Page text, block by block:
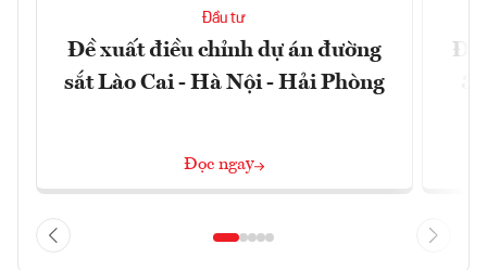
Đầu tư
Đề xuất điều chỉnh dự án đường
sắt Lào Cai - Hà Nội - Hải Phòng
Đọc ngay